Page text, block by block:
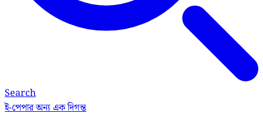
Search
ই-পেপারঅন্য এক দিগন্ত